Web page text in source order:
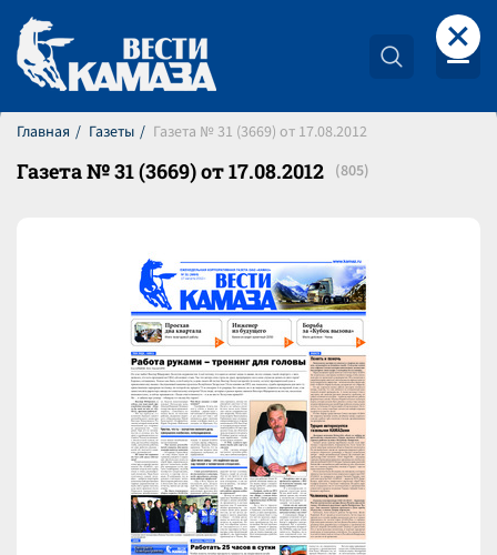
Главная Газеты Газета № 31 (3669) от 17.08.2012
Газета № 31 (3669) от 17.08.2012
+